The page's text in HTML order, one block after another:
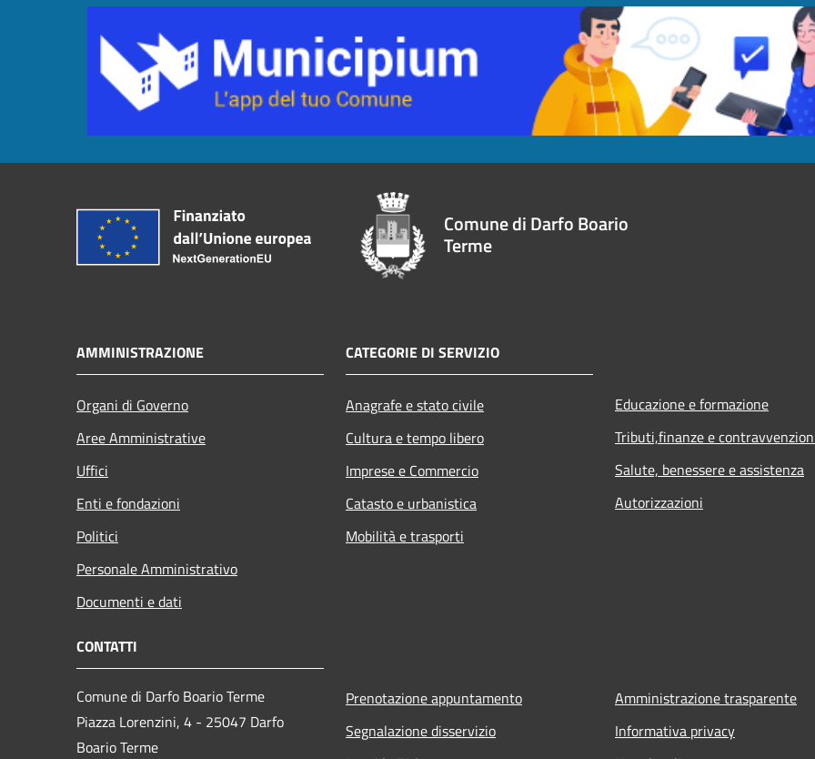
Comune di Darfo Boario
Terme
AMMINISTRAZIONE
Organi di Governo
Aree Amministrative
Uffici
Enti e fondazioni
Politici
Personale Amministrativo
Documenti e dati
CATEGORIE DI SERVIZIO
Anagrafe e stato civile
Cultura e tempo libero
Imprese e Commercio
Catasto e urbanistica
Mobilità e trasporti
Educazione e formazione
Tributi,finanze e
Salute, benessere e assistenza
Autorizzazioni
CONTATTI
Comune di Darfo Boario Terme
Piazza Lorenzini, 4 - 25047 Darfo
Boario Terme
Prenotazione appuntamento
Segnalazione disservizio
Amministrazione trasparente
Informativa privacy